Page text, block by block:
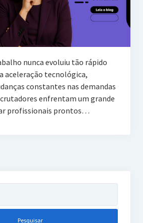
nunca evoluiu tão rápido
aceleração tecnológica,
constantes nas demandas
enfrentam um grande
profissionais prontos…